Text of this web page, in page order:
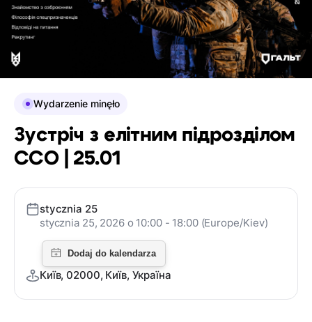
Wydarzenie minęło
Зустріч з елітним підрозділом
ССО | 25.01
stycznia 25
stycznia 25, 2026 o 10:00 - 18:00 (Europe/Kiev)
Київ, 02000, Київ, Україна